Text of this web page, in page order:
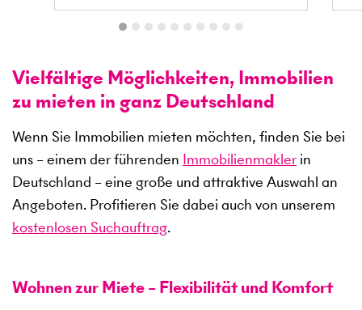
Vielfältige Möglichkeiten, Immobilien
zu mieten in ganz Deutschland
Wenn Sie Immobilien mieten möchten, finden Sie bei
uns – einem der führenden Immobilienmakler in
Deutschland – eine große und attraktive Auswahl an
Angeboten. Profitieren Sie dabei auch von unserem
kostenlosen Suchauftrag.
Wohnen zur Miete – Flexibilität und Komfort